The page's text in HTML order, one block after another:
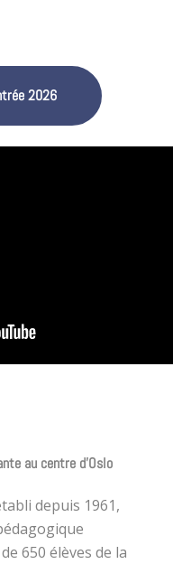
2026
au centre d’Oslo
depuis 1961,
650 élèves de la